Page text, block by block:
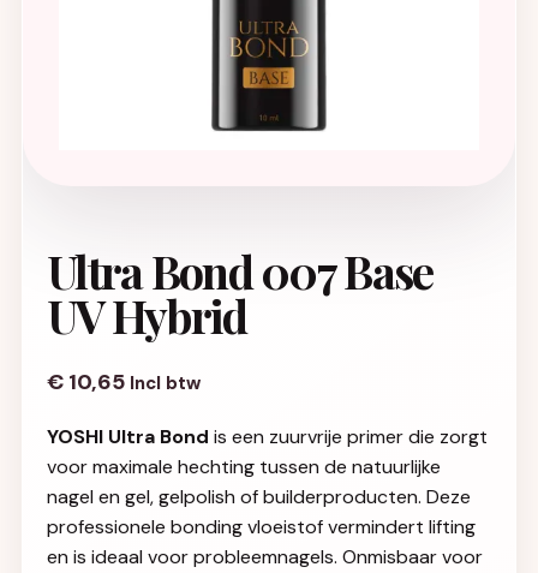
Ultra Bond 007 Base
UV Hybrid
€ 10,65 Incl btw
YOSHI Ultra Bond is een zuurvrije primer die zorgt
voor maximale hechting tussen de natuurlijke
nagel en gel, gelpolish of builderproducten. Deze
professionele bonding vloeistof vermindert lifting
en is ideaal voor probleemnagels. Onmisbaar voor